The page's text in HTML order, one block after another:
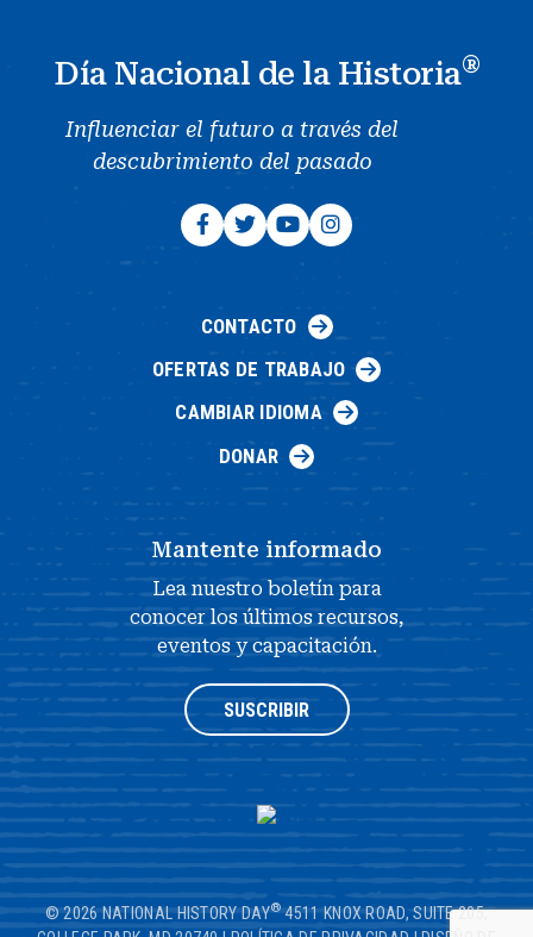
Día Nacional de la Historia®
Influenciar el futuro a través del
descubrimiento del pasado
CONTACTO
OFERTAS DE TRABAJO
CAMBIAR IDIOMA
DONAR
Mantente informado
Lea nuestro boletín para
conocer los últimos recursos,
eventos y capacitación.
SUSCRIBIR
© 2026 NATIONAL HISTORY DAY® 4511 KNOX ROAD, SUITE 205,